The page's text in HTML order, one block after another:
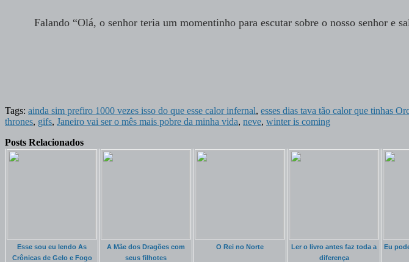
Falando “Olá, o senhor teria um momentinho para escutar sobre o nosso senhor e
Tags: ainda sim prefiro 1000 vezes isso do que esse calor infernal, esses dias tava tão calor que tinhas
thrones, gifs, Janeiro vai ser o mês mais pobre da minha vida, neve, winter is coming
Posts Relacionados
Esse sou eu lendo As
Crônicas de Gelo e Fogo
A Mãe dos Dragões com
seus filhotes
O Rei no Norte
Ler o livro antes faz toda a
diferença
Eu